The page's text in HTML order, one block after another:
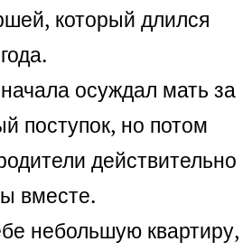
который длился
осуждал мать за
поступок, но потом
действительно
вместе.
небольшую квартиру,